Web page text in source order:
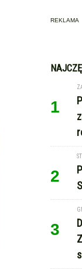
REKLAMA
1
2
3